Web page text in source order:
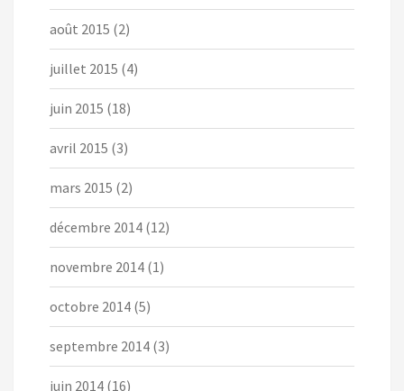
août 2015 (2)
juillet 2015 (4)
juin 2015 (18)
avril 2015 (3)
mars 2015 (2)
décembre 2014 (12)
novembre 2014 (1)
octobre 2014 (5)
septembre 2014 (3)
juin 2014 (16)